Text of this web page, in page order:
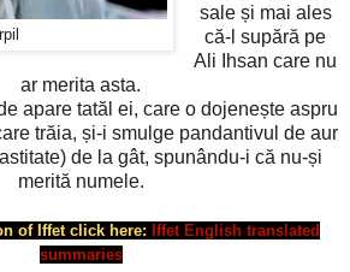
sale și mai ales
că-l supără pe
Ali Ihsan care nu
ar merita asta.
apare tatăl ei, care o dojenește aspru
trăia, și-i smulge pandantivul de aur
de la gât, spunându-i că nu-și
merită numele.
of Iffet click here: Iffet English translated
summaries